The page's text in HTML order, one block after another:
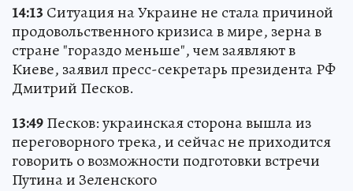
14:13 Ситуация на Украине не стала причиной
продовольственного кризиса в мире, зерна в
стране "гораздо меньше", чем заявляют в
Киеве, заявил пресс-секретарь президента РФ
Дмитрий Песков.
13:49Песков: украинская сторона вышла из
переговорного трека, и сейчас не приходится
говорить о возможности подготовки встречи
Путина и Зеленского